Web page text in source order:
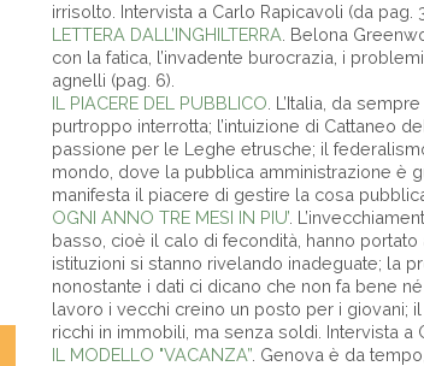
irrisolto. Intervista a Carlo Rapicavoli (da pag.
LETTERA DALL’INGHILTERRA . Belona
con la fatica, l’invadente burocrazia, i
agnelli (pag. 6).
IL PIACERE DEL PUBBLICO . L’Italia, da
purtroppo interrotta; l’intuizione di Cattaneo
passione per le Leghe etrusche; il
mondo, dove la pubblica amministrazione è
manifesta il piacere di gestire la cosa
OGNI ANNO TRE MESI IN PIU’ .
basso, cioè il calo di fecondità, hanno
istituzioni si stanno rivelando inadeguate; la
nonostante i dati ci dicano che non fa bene
lavoro i vecchi creino un posto per i giovani;
ricchi in immobili, ma senza soldi. Intervista a
IL MODELLO "VACANZA” . Genova è da